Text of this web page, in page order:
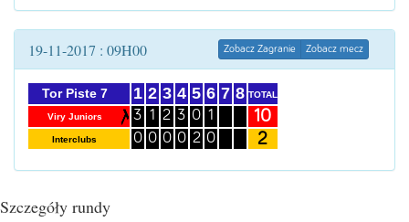
19-11-2017 : 09H00 Zobacz Zagranie Zobacz mecz
Tor Piste 7
Viry Juniors
Interclubs
1
3
0
2
1
0
3
2
0
4
3
0
5
0
2
6
1
0
7 8 TOTAL
10
2
Szczegóły rundy